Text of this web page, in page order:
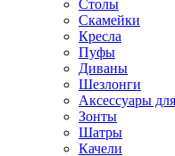
Столы
Скамейки
Кресла
Пуфы
Диваны
Шезлонги
Аксессуары
Зонты
Шатры
Качели